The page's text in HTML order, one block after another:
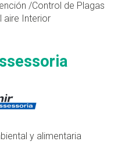
/Control de Plagas
aire Interior
y alimentaria